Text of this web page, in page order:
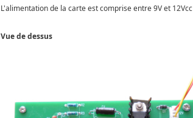
L'alimentation de la carte est comprise entre 9V et 12Vcc
Vue de dessus